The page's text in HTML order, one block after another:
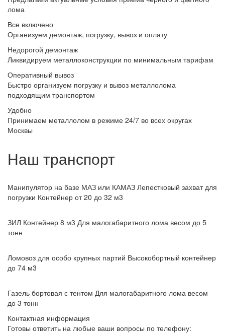
лома
Все включено
Организуем демонтаж, погрузку, вывоз и оплату
Недорогой демонтаж
Ликвидируем металлоконструкции по минимальным тарифам
Оперативный вывоз
Быстро организуем погрузку и вывоз металлолома
подходящим транспортом
Удобно
Принимаем металлолом в режиме 24/7 во всех округах
Москвы
Наш транспорт
Манипулятор на базе МАЗ или КАМАЗ Лепестковый захват для
погрузки Контейнер от 20 до 32 м3
ЗИЛ Контейнер 8 м3 Для малогабаритного лома весом до 5
тонн
Ломовоз для особо крупных партий Высокобортный контейнер
до 74 м3
Газель бортовая с тентом Для малогабаритного лома весом
до 3 тонн
Контактная информация
Готовы ответить на любые ваши вопросы по телефону: